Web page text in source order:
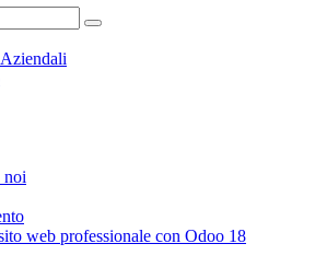
noi
web professionale con Odoo 18